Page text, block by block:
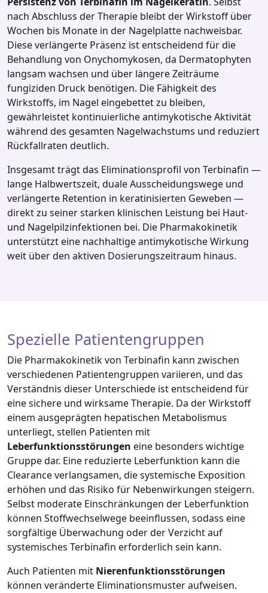
nach Abschluss der Therapie bleibt der Wirkstoff über
Wochen bis Monate in der Nagelplatte nachweisbar.
Diese verlängerte Präsenz ist entscheidend für die
Behandlung von Onychomykosen, da Dermatophyten
langsam wachsen und über längere Zeiträume
fungiziden Druck benötigen. Die Fähigkeit des
Wirkstoffs, im Nagel eingebettet zu bleiben,
gewährleistet kontinuierliche antimykotische Aktivität
während des gesamten Nagelwachstums und reduziert
Rückfallraten deutlich.
Insgesamt trägt das Eliminationsprofil von Terbinafin —
lange Halbwertszeit, duale Ausscheidungswege und
verlängerte Retention in keratinisierten Geweben —
direkt zu seiner starken klinischen Leistung bei Haut‑
und Nagelpilzinfektionen bei. Die Pharmakokinetik
unterstützt eine nachhaltige antimykotische Wirkung
weit über den aktiven Dosierungszeitraum hinaus.
Spezielle Patientengruppen
Die Pharmakokinetik von Terbinafin kann zwischen
verschiedenen Patientengruppen variieren, und das
Verständnis dieser Unterschiede ist entscheidend für
eine sichere und wirksame Therapie. Da der Wirkstoff
einem ausgeprägten hepatischen Metabolismus
unterliegt, stellen Patienten mit
Leberfunktionsstörungen eine besonders wichtige
Gruppe dar. Eine reduzierte Leberfunktion kann die
Clearance verlangsamen, die systemische Exposition
erhöhen und das Risiko für Nebenwirkungen steigern.
Selbst moderate Einschränkungen der Leberfunktion
können Stoffwechselwege beeinflussen, sodass eine
sorgfältige Überwachung oder der Verzicht auf
systemisches Terbinafin erforderlich sein kann.
Auch Patienten mit Nierenfunktionsstörungen
können veränderte Eliminationsmuster aufweisen.